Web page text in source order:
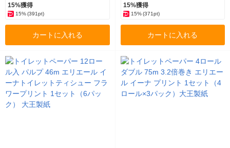
15%獲得
15%(391pt)
カートに入れる
15%獲得
15% (371pt)
カートに入れる